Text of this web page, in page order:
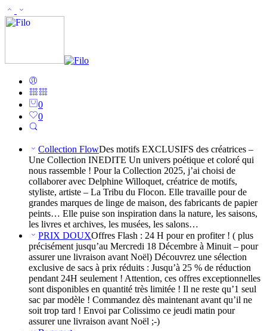
0
0
Collection FlowDes motifs EXCLUSIFS des créatrices –
Une Collection INEDITE Un univers poétique et coloré qui
nous rassemble ! Pour la Collection 2025, j’ai choisi de
collaborer avec Delphine Willoquet, créatrice de motifs,
styliste, artiste – La Tribu du Flocon. Elle travaille pour de
grandes marques de linge de maison, des fabricants de papier
peints… Elle puise son inspiration dans la nature, les saisons,
les livres et archives, les musées, les salons…
PRIX DOUXOffres Flash : 24 H pour en profiter ! ( plus
précisément jusqu’au Mercredi 18 Décembre à Minuit – pour
assurer une livraison avant Noël) Découvrez une sélection
exclusive de sacs à prix réduits : Jusqu’à 25 % de réduction
pendant 24H seulement ! Attention, ces offres exceptionnelles
sont disponibles en quantité très limitée ! Il ne reste qu’1 seul
sac par modèle ! Commandez dès maintenant avant qu’il ne
soit trop tard ! Envoi par Colissimo ce jeudi matin pour
assurer une livraison avant Noël ;-)